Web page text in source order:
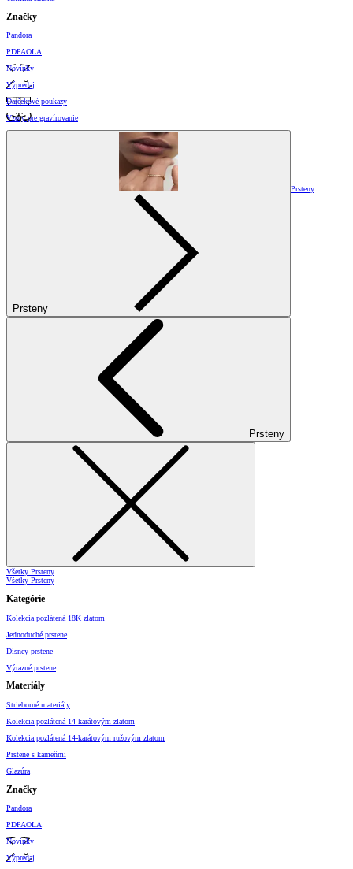
Značky
Pandora
PDPAOLA
Novinky
Výpredaj
Darčekové poukazy
Vzory pre gravírovanie
Prsteny
Prsteny
Prsteny
Všetky Prsteny
Všetky Prsteny
Kategórie
Kolekcia pozlátená 18K zlatom
Jednoduché prstene
Disney prstene
Výrazné prstene
Materiály
Strieborné materiály
Kolekcia pozlátená 14-karátovým zlatom
Kolekcia pozlátená 14-karátovým ružovým zlatom
Prstene s kameňmi
Glazúra
Značky
Pandora
PDPAOLA
Novinky
Výpredaj